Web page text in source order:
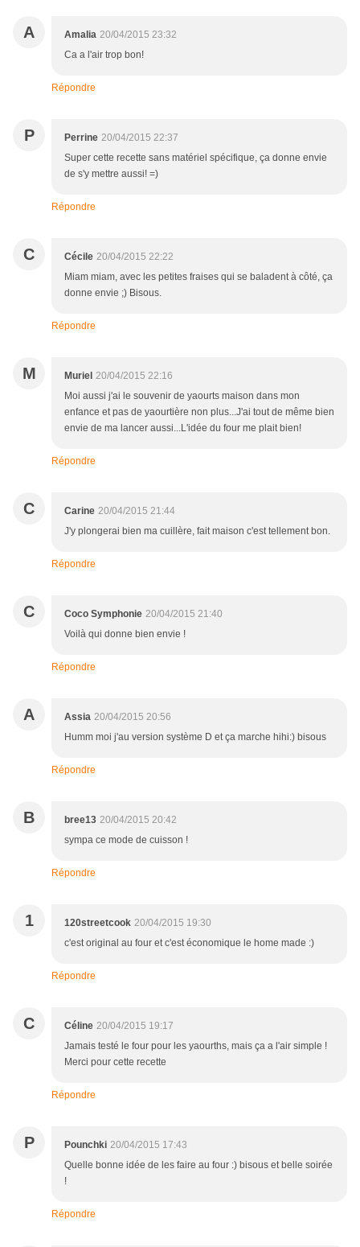
A Amalia 20/04/2015 23:32
Ca a l'air trop bon!
Répondre
P Perrine 20/04/2015 22:37
Super cette recette sans matériel spécifique, ça donne envie
de s'y mettre aussi! =)
Répondre
C Cécile 20/04/2015 22:22
Miam miam, avec les petites fraises qui se baladent à côté, ça
donne envie ;) Bisous.
Répondre
M Muriel 20/04/2015 22:16
Moi aussi j'ai le souvenir de yaourts maison dans mon
enfance et pas de yaourtière non plus...J'ai tout de même bien
envie de ma lancer aussi...L'idée du four me plait bien!
Répondre
C Carine 20/04/2015 21:44
J'y plongerai bien ma cuillère, fait maison c'est tellement bon.
Répondre
C Coco Symphonie 20/04/2015 21:40
Voilà qui donne bien envie !
Répondre
A Assia 20/04/2015 20:56
Humm moi j'au version système D et ça marche hihi:) bisous
Répondre
B bree13 20/04/2015 20:42
sympa ce mode de cuisson !
Répondre
1 120streetcook 20/04/2015 19:30
c'est original au four et c'est économique le home made :)
Répondre
C Céline 20/04/2015 19:17
Jamais testé le four pour les yaourths, mais ça a l'air simple !
Merci pour cette recette
Répondre
P Pounchki 20/04/2015 17:43
Quelle bonne idée de les faire au four :) bisous et belle soirée
!
Répondre